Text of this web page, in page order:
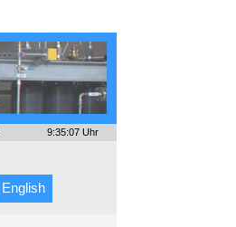
9:35:07 Uhr
English